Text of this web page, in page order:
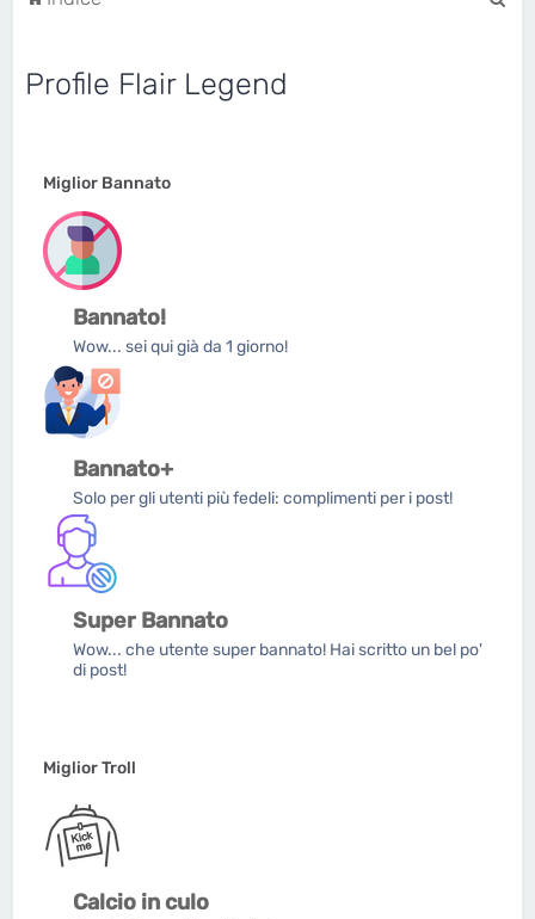
Profile Flair Legend
Miglior Bannato
Bannato!
Wow... sei qui già da 1 giorno!
Bannato+
Solo per gli utenti più fedeli: complimenti per i post!
Super Bannato
Wow... che utente super bannato! Hai scritto un bel po'
di post!
Miglior Troll
Calcio in culo